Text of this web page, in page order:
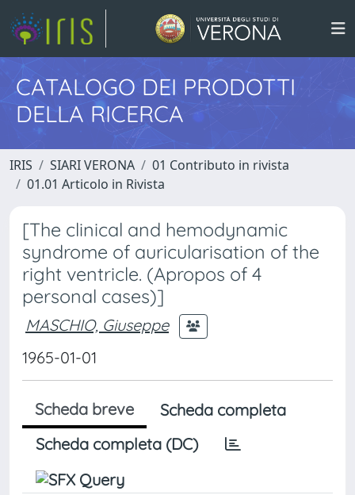
CATALOGO DEI PRODOTTI
DELLA RICERCA
IRIS SIARI VERONA
01 Contributo in rivista
01.01 Articolo in Rivista
[The clinical and hemodynamic
syndrome of auricularisation of the
right ventricle. (Apropos of 4
personal cases)]
MASCHIO, Giuseppe
1965-01-01
Scheda breve
Scheda completa
Scheda completa (DC)